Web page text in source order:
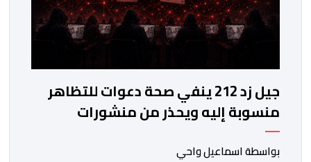
جيل زد 212 ينفي صحة دعوات للتظاهر
منسوبة إليه ويحذر من منشورات
مفبركة
بواسطة اسماعيل واحي